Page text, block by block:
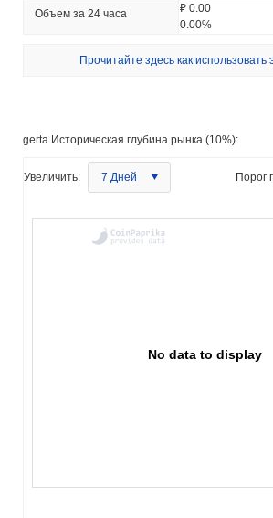
Объем за 24 часа
₽ 0.00
0.00%
Прочитайте здесь как использовать
gerta Историческая глубина рынка (10%):
Увеличить: 7 Дней Порог
No data to display